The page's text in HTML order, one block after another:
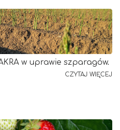
w uprawie szparagów.
CZYTAJ WIĘCEJ